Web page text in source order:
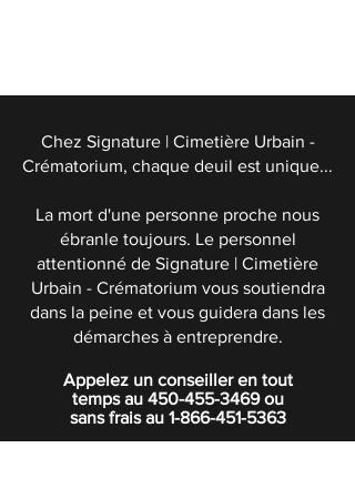
Chez Signature | Cimetière Urbain -
Crématorium, chaque deuil est unique...
La mort d'une personne proche nous
ébranle toujours. Le personnel
attentionné de Signature | Cimetière
Urbain - Crématorium vous soutiendra
dans la peine et vous guidera dans les
démarches à entreprendre.
Appelez un conseiller en tout
temps au 450-455-3469ou
sans frais au 1-866-451-5363